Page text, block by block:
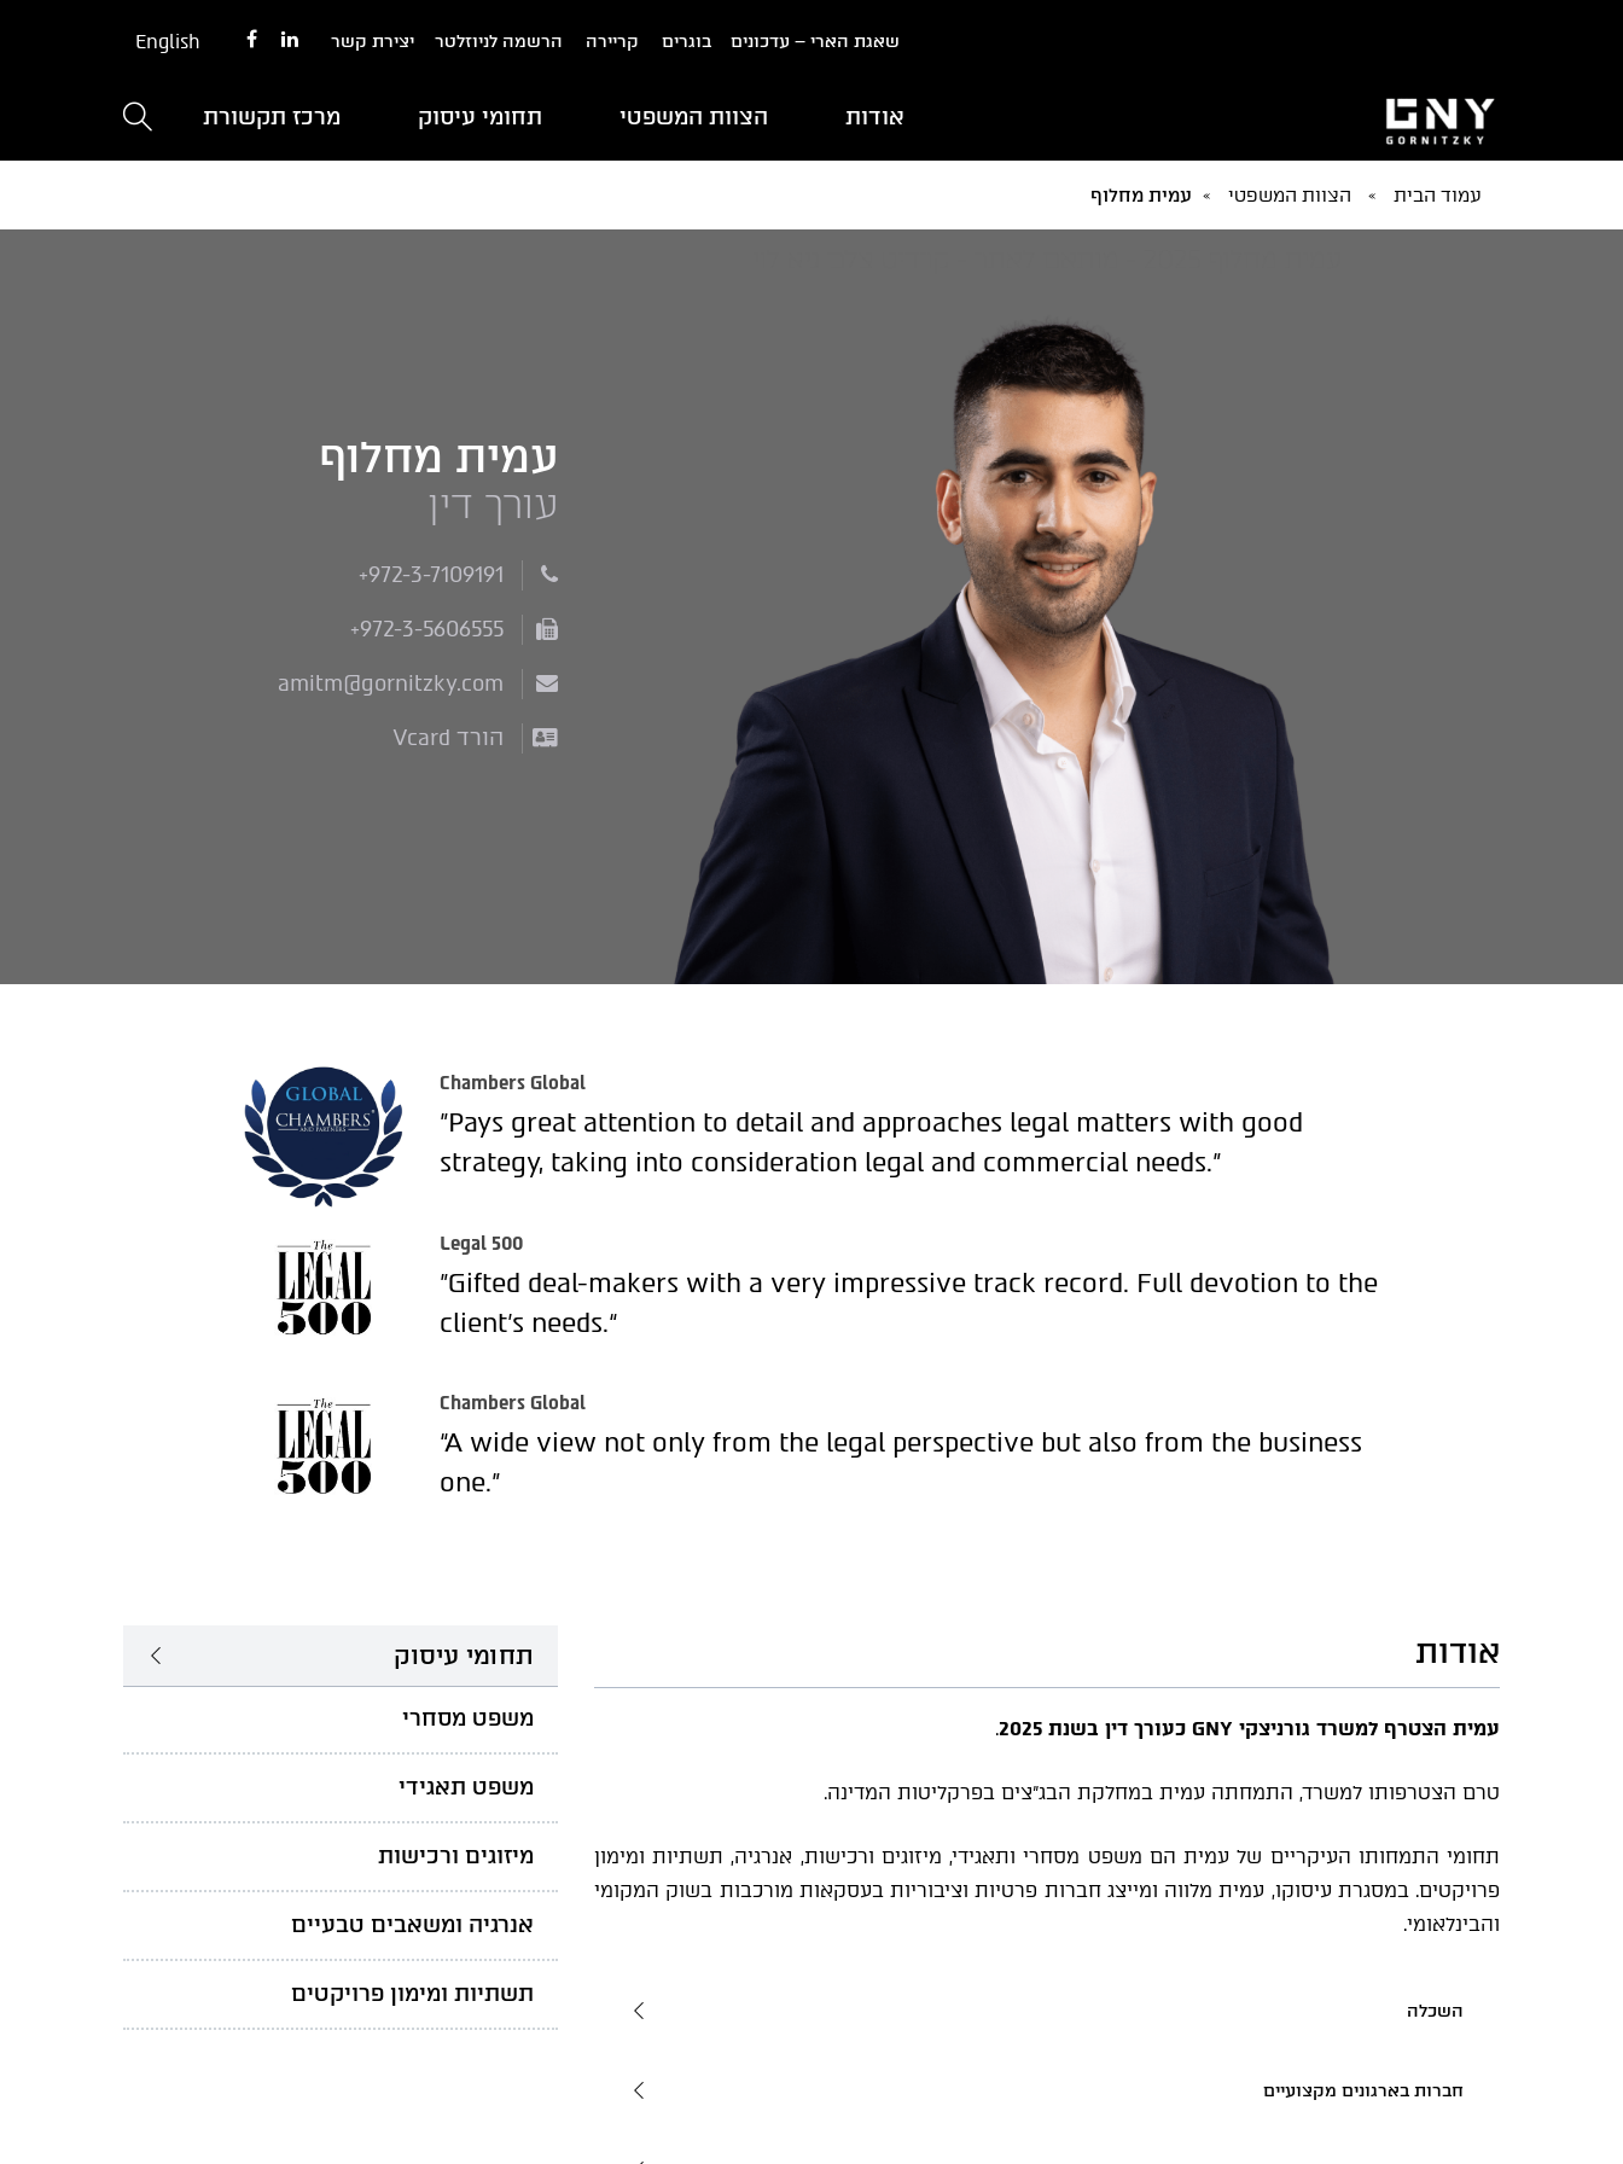
שאגת הארי – עדכונים בוגרים קריירה הרשמה לניוזלטר יצירת קשר English
אודות הצוות המשפטי תחומי עיסוק מרכז תקשורת
עמוד הבית » הצוות המשפטי » עמית מחלוף
עמית מחלוף
עורך דין
+972-3-7109191
+972-3-5606555
amitm@gornitzky.com
הורד Vcard
Chambers Global
"Pays great attention to detail and approaches legal matters with good
strategy, taking into consideration legal and commercial needs."
Legal 500
"Gifted deal-makers with a very impressive track record. Full devotion to the
client’s needs.“
Chambers Global
“A wide view not only from the legal perspective but also from the business
one.”
אודות
עמית הצטרף למשרד גורניצקי GNY כעורך דין בשנת 2025 .
טרם הצטרפותו למשרד, התמחתה עמית במחלקת הבג"צים בפרקליטות המדינה.
תחומי התמחותו העיקריים של עמית הם משפט מסחרי ותאגידי, מיזוגים ורכישות, אנרגיה, תשתיות ומימון
פרויקטים. במסגרת עיסוקו, עמית מלווה ומייצג חברות פרטיות וציבוריות בעסקאות מורכבות בשוק המקומי
והבינלאומי.
השכלה
חברות בארגונים מקצועיים
תחומי עיסוק
משפט מסחרי
משפט תאגידי
מיזוגים ורכישות
אנרגיה ומשאבים טבעיים
תשתיות ומימון פרויקטים